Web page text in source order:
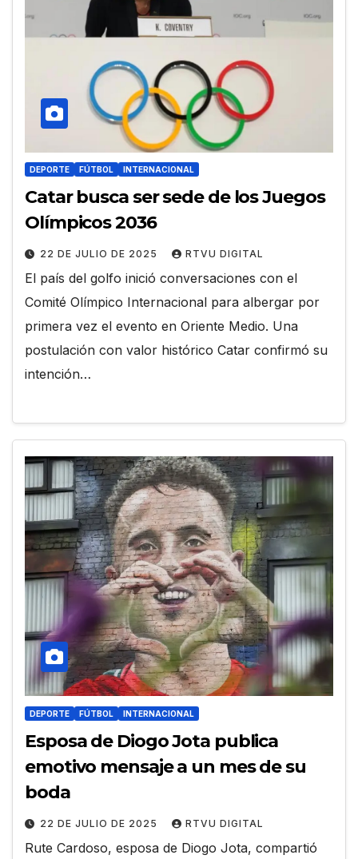
DEPORTE FÚTBOL INTERNACIONAL
Catar busca ser sede de los Juegos
Olímpicos 2036
22 DE JULIO DE 2025 RTVU DIGITAL
El país del golfo inició conversaciones con el
Comité Olímpico Internacional para albergar por
primera vez el evento en Oriente Medio. Una
postulación con valor histórico Catar confirmó su
intención…
DEPORTE FÚTBOL INTERNACIONAL
Esposa de Diogo Jota publica
emotivo mensaje a un mes de su
boda
22 DE JULIO DE 2025 RTVU DIGITAL
Rute Cardoso, esposa de Diogo Jota, compartió